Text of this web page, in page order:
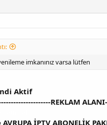
imkanınız varsa lütfen
Aktif
REKLAM
İPTV ABONELİK